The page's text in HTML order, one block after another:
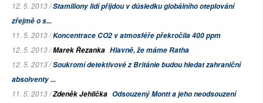
12. 5. 2013 /Stamiliony lidí přijdou v důsledku globálního oteplování
zřejmě o s...
11. 5. 2013 /Koncentrace CO2 v atmosféře překročila 400 ppm
12. 5. 2013 /Marek Řezanka Hlavně, že máme Ratha
12. 5. 2013 /Soukromí detektivové z Británie budou hledat zahraniční
absolventy ...
11. 5. 2013 /Zdeněk Jehlička Odsouzený Montt a jeho neodsouzení